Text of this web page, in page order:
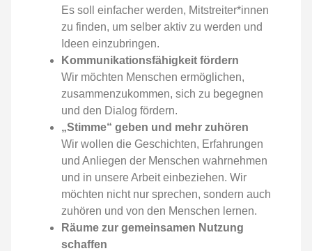
Es soll einfacher werden, Mitstreiter*innen
zu finden, um selber aktiv zu werden und
Ideen einzubringen.
Kommunikationsfähigkeit fördern
Wir möchten Menschen ermöglichen,
zusammenzukommen, sich zu begegnen
und den Dialog fördern.
„Stimme“ geben und mehr zuhören
Wir wollen die Geschichten, Erfahrungen
und Anliegen der Menschen wahrnehmen
und in unsere Arbeit einbeziehen. Wir
möchten nicht nur sprechen, sondern auch
zuhören und von den Menschen lernen.
Räume zur gemeinsamen Nutzung
schaffen